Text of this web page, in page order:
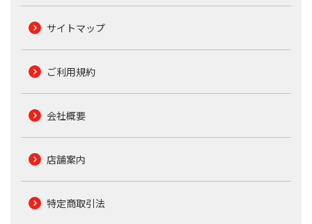
サイトマップ
ご利用規約
会社概要
店舗案内
特定商取引法